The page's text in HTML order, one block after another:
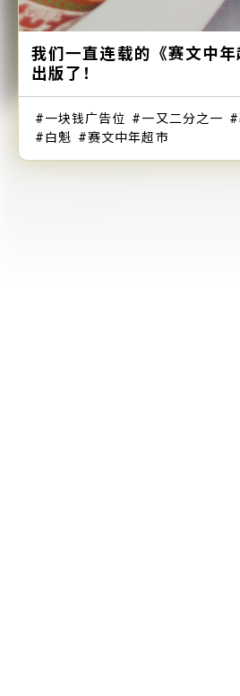
我们一直连载的《赛文中
出版了！
一块钱广告位 一又二分之一
白魁
赛文中年超市